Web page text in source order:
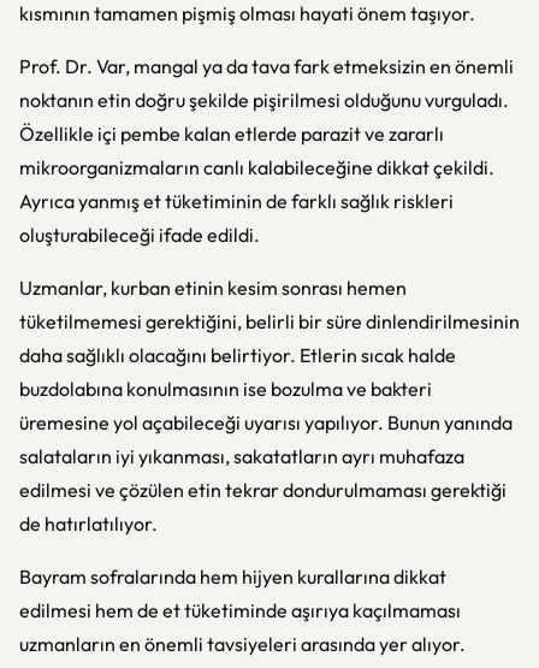
kısmının tamamen pişmiş olması hayati önem taşıyor.
Prof. Dr. Var, mangal ya da tava fark etmeksizin en önemli
noktanın etin doğru şekilde pişirilmesi olduğunu vurguladı.
Özellikle içi pembe kalan etlerde parazit ve zararlı
mikroorganizmaların canlı kalabileceğine dikkat çekildi.
Ayrıca yanmış et tüketiminin de farklı sağlık riskleri
oluşturabileceği ifade edildi.
Uzmanlar, kurban etinin kesim sonrası hemen
tüketilmemesi gerektiğini, belirli bir süre dinlendirilmesinin
daha sağlıklı olacağını belirtiyor. Etlerin sıcak halde
buzdolabına konulmasının ise bozulma ve bakteri
üremesine yol açabileceği uyarısı yapılıyor. Bunun yanında
salataların iyi yıkanması, sakatatların ayrı muhafaza
edilmesi ve çözülen etin tekrar dondurulmaması gerektiği
de hatırlatılıyor.
Bayram sofralarında hem hijyen kurallarına dikkat
edilmesi hem de et tüketiminde aşırıya kaçılmaması
uzmanların en önemli tavsiyeleri arasında yer alıyor.